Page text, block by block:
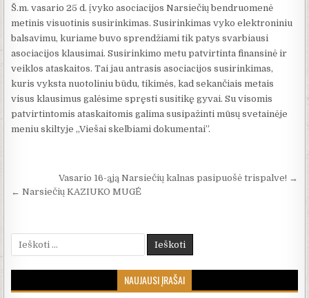
Š.m. vasario 25 d. įvyko asociacijos Narsiečių bendruomenė
metinis visuotinis susirinkimas. Susirinkimas vyko elektroniniu
balsavimu, kuriame buvo sprendžiami tik patys svarbiausi
asociacijos klausimai. Susirinkimo metu patvirtinta finansinė ir
veiklos ataskaitos. Tai jau antrasis asociacijos susirinkimas,
kuris vyksta nuotoliniu būdu, tikimės, kad sekančiais metais
visus klausimus galėsime spręsti susitikę gyvai. Su visomis
patvirtintomis ataskaitomis galima susipažinti mūsų svetainėje
meniu skiltyje „Viešai skelbiami dokumentai”.
Navigacija tarp įrašų
Vasario 16-ąją Narsiečių kalnas pasipuošė trispalve! →
← Narsiečių KAZIUKO MUGĖ
Ieškoti:
NAUJAUSI ĮRAŠAI